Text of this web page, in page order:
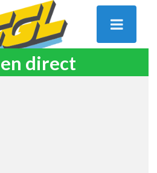
en direct